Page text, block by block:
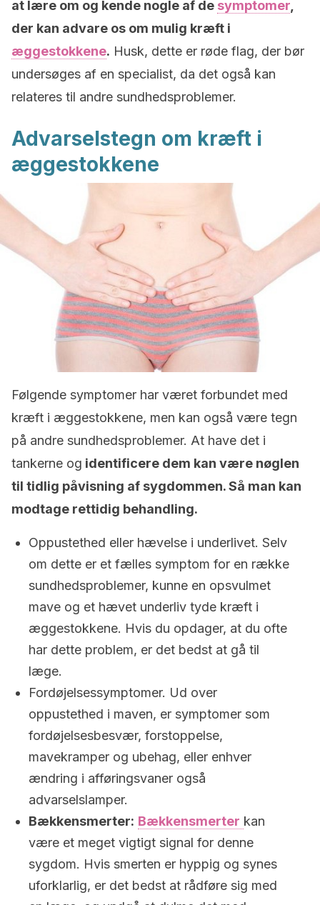
at lære om og kende nogle af de symptomer
der kan advare os om mulig kræft i
æggestokkene. Husk, dette er røde flag, der bør
undersøges af en specialist, da det også kan
relateres til andre sundhedsproblemer.
Advarselstegn om kræft i
æggestokkene
Følgende symptomer har været forbundet med
kræft i æggestokkene, men kan også være tegn
på andre sundhedsproblemer. At have det i
tankerne og identificere dem kan være nøglen
til tidlig påvisning af sygdommen. Så man kan
modtage rettidig behandling.
Oppustethed eller hævelse i underlivet. Selv
om dette er et fælles symptom for en række
sundhedsproblemer, kunne en opsvulmet
mave og et hævet underliv tyde kræft i
æggestokkene. Hvis du opdager, at du ofte
har dette problem, er det bedst at gå til
læge.
Fordøjelsessymptomer. Ud over
oppustethed i maven, er symptomer som
fordøjelsesbesvær, forstoppelse,
mavekramper og ubehag, eller enhver
ændring i afføringsvaner også
advarselslamper.
Bækkensmerter: Bækkensmerter kan
være et meget vigtigt signal for denne
sygdom. Hvis smerten er hyppig og synes
uforklarlig, er det bedst at rådføre sig med